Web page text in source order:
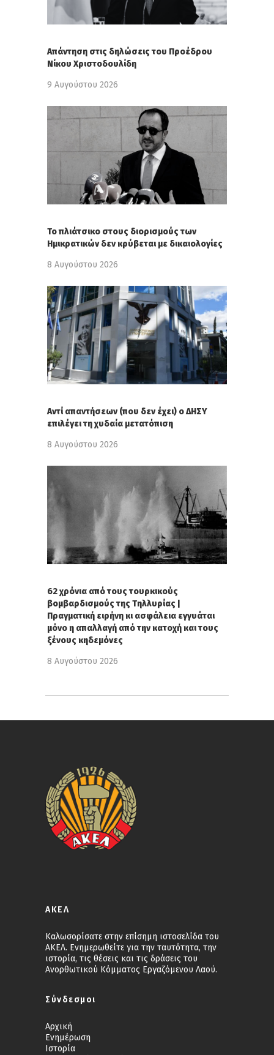
Απάντηση στις δηλώσεις του Προέδρου
Νίκου Χριστοδουλίδη
9 Αυγούστου 2026
Το πλιάτσικο στους διορισμούς των
Ημικρατικών δεν κρύβεται με δικαιολογίες
8 Αυγούστου 2026
Αντί απαντήσεων (που δεν έχει) ο ΔΗΣΥ
επιλέγει τη χυδαία μετατόπιση
8 Αυγούστου 2026
62 χρόνια από τους τουρκικούς
βομβαρδισμούς της Τηλλυρίας |
Πραγματική ειρήνη κι ασφάλεια εγγυάται
μόνο η απαλλαγή από την κατοχή και τους
ξένους κηδεμόνες
8 Αυγούστου 2026
ΑΚΕΛ
Καλωσορίσατε στην επίσημη ιστοσελίδα του
ΑΚΕΛ. Ενημερωθείτε για την ταυτότητα, την
ιστορία, τις θέσεις και τις δράσεις του
Ανορθωτικού Κόμματος Εργαζόμενου Λαού.
Σύνδεσμοι
Αρχική
Ενημέρωση
Ιστορία